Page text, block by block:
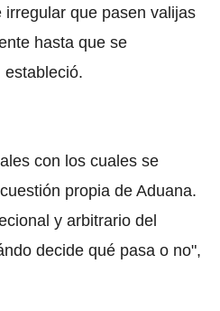
irregular que pasen valijas
hasta que se
estableció.
con los cuales se
propia de Aduana.
y arbitrario del
decide qué pasa o no",